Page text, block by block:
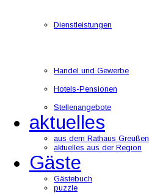
Dienstleistungen
Handel und Gewerbe
Hotels-Pensionen
Stellenangebote
aktuelles
aus dem Rathaus Greußen
aktuelles aus der Region
Gäste
Gästebuch
puzzle